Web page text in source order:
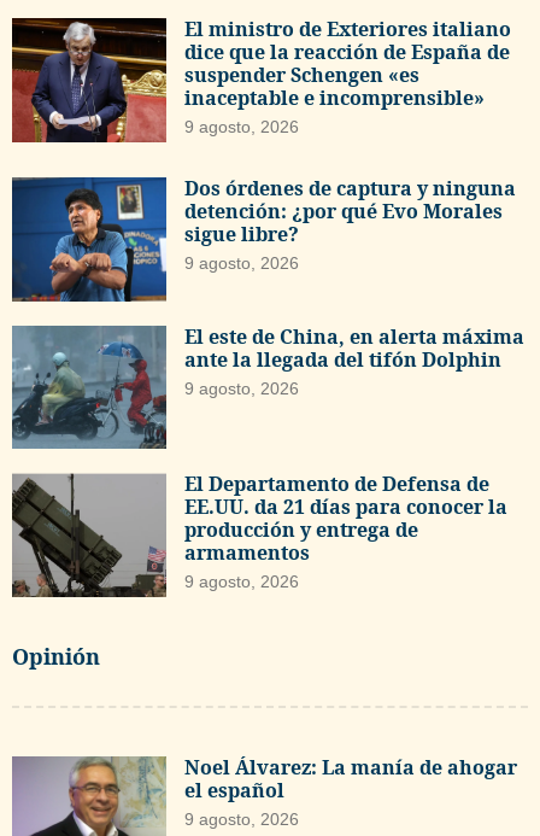
El ministro de Exteriores italiano
dice que la reacción de España de
suspender Schengen «es
inaceptable e incomprensible»
9 agosto, 2026
Dos órdenes de captura y ninguna
detención: ¿por qué Evo Morales
sigue libre?
9 agosto, 2026
El este de China, en alerta máxima
ante la llegada del tifón Dolphin
9 agosto, 2026
El Departamento de Defensa de
EE.UU. da 21 días para conocer la
producción y entrega de
armamentos
9 agosto, 2026
Opinión
Noel Álvarez: La manía de ahogar
el español
9 agosto, 2026